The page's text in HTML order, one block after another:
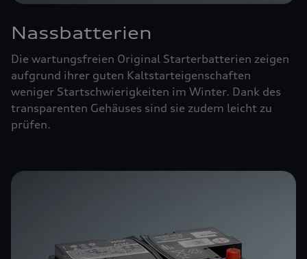
Nassbatterien
Die wartungsfreien Original Starterbatterien zeigen
aufgrund ihrer guten Kaltstarteigenschaften
weniger Startschwierigkeiten im Winter. Dank des
transparenten Gehäuses sind sie zudem leicht zu
prüfen.